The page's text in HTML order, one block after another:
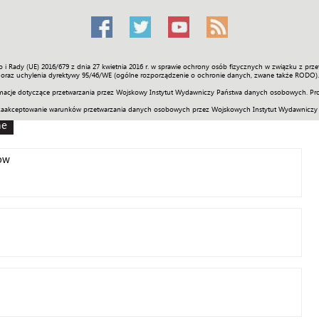
Rady (UE) 2016/679 z dnia 27 kwietnia 2016 r. w sprawie ochrony osób fizycznych w związku z
oraz uchylenia dyrektywy 95/46/WE (ogólne rozporządzenie o ochronie danych, zwane także RODO).
dotyczące przetwarzania przez Wojskowy Instytut Wydawniczy Państwa danych osobowych.
warunków przetwarzania danych osobowych przez Wojskowych Instytut
Świat Społeczność Sport Historia Galerie Wideo